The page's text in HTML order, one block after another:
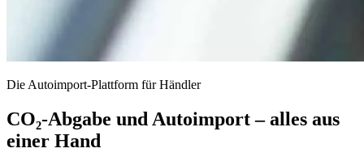
Die Autoimport-Plattform für Händler
CO₂-Abgabe und Autoimport – alles aus
einer Hand